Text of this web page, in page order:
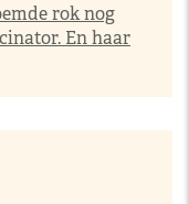
rok nog
En haar